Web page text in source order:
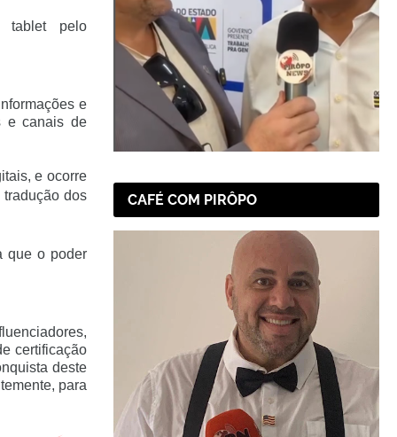
tablet pelo
e
e canais de
e ocorre
dos
que o poder
certificação
deste
para
CAFÉ COM PIRÔPO